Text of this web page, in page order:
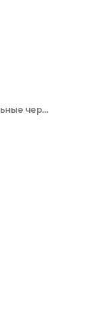
Многофункциональные черно-белые принтеры